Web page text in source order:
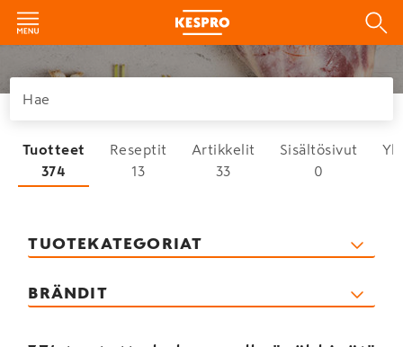
Tuotteet
374
Reseptit
13
Artikkelit
33
Sisältösivut
0
TUOTEKATEGORIAT
BRÄNDIT